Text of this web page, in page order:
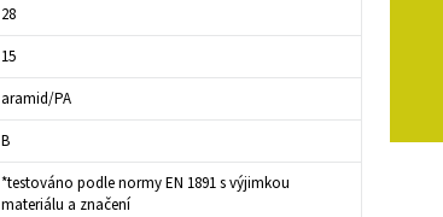
28
15
aramid/PA
B
*testováno podle normy EN 1891 s výjimkou
materiálu a značení